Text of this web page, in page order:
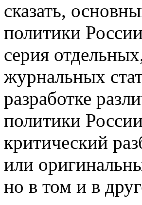
сказать,
политики
серия
журнальных
разработке
политики
критический
или
но в том и в